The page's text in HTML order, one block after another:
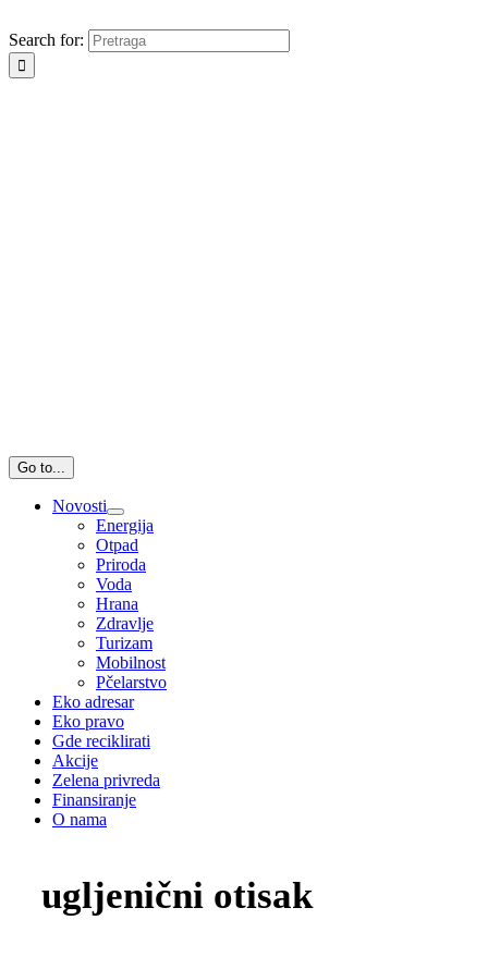
Search for:
Go to...
Novosti
Energija
Otpad
Priroda
Voda
Hrana
Zdravlje
Turizam
Mobilnost
Pčelarstvo
Eko adresar
Eko pravo
Gde reciklirati
Akcije
Zelena privreda
Finansiranje
O nama
ugljenični otisak